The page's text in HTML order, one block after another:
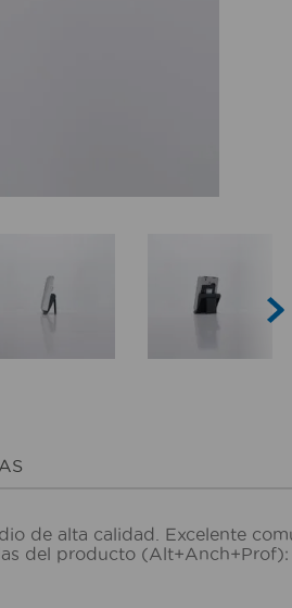
de alta calidad. Excelente
del producto (Alt+Anch+Prof):